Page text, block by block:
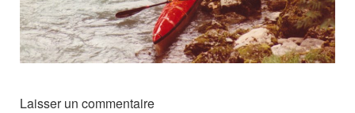
Laisser un commentaire